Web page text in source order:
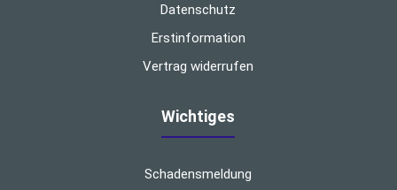
Datenschutz
Erstinformation
Vertrag widerrufen
Wichtiges
Schadensmeldung